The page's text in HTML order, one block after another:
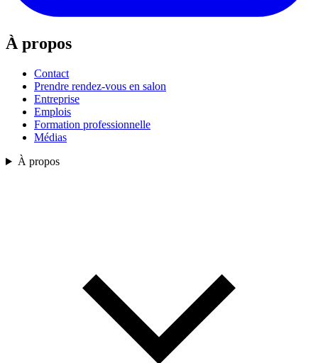
À propos
Contact
Prendre rendez-vous en salon
Entreprise
Emplois
Formation professionnelle
Médias
À propos